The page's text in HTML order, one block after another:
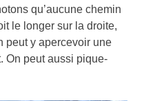
qu’aucune chemin
le longer sur la droite,
peut y apercevoir une
On peut aussi pique-